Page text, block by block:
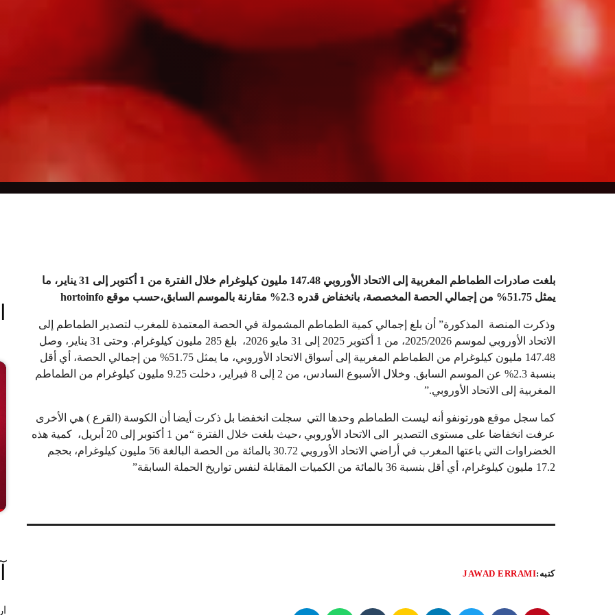
بلغت صادرات الطماطم المغربية إلى الاتحاد الأوروبي 147.48 مليون كيلوغرام خلال الفترة من 1 أكتوبر إلى 31 يناير، ما
يمثل 51.75% من إجمالي الحصة المخصصة، بانخفاض قدره 2.3% مقارنة بالموسم السابق،حسب موقع
hortoinfo
وذكرت المنصة المذكورة” أن بلغ إجمالي كمية الطماطم المشمولة في الحصة المعتمدة للمغرب لتصدير الطماطم إلى
الاتحاد الأوروبي لموسم 2025/2026، من 1 أكتوبر 2025 إلى 31 مايو 2026، بلغ 285 مليون كيلوغرام. وحتى 31 يناير، وصل
147.48 مليون كيلوغرام من الطماطم المغربية إلى أسواق الاتحاد الأوروبي، ما يمثل 51.75% من إجمالي الحصة، أي أقل
بنسبة 2.3% عن الموسم السابق. وخلال الأسبوع السادس، من 2 إلى 8 فبراير، دخلت 9.25 مليون كيلوغرام من الطماطم
المغربية إلى الاتحاد الأوروبي.”
كما سجل موقع هورتونفو أنه ليست الطماطم وحدها التي سجلت انخفضا بل ذكرت أيضا أن الكوسة (القرع ) هي الأخرى
عرفت انخفاضا على مستوى التصدير الى الاتحاد الأوروبي ،حيث بلغت خلال الفترة “من 1 أكتوبر إلى 20 أبريل، كمية هذه
الخضراوات التي باعتها المغرب في أراضي الاتحاد الأوروبي 30.72 بالمائة من الحصة البالغة 56 مليون كيلوغرام، بحجم
17.2 مليون كيلوغرام، أي أقل بنسبة 36 بالمائة من الكميات المقابلة لنفس تواريخ الحملة السابقة”
كتبه:JAWAD ERRAMI